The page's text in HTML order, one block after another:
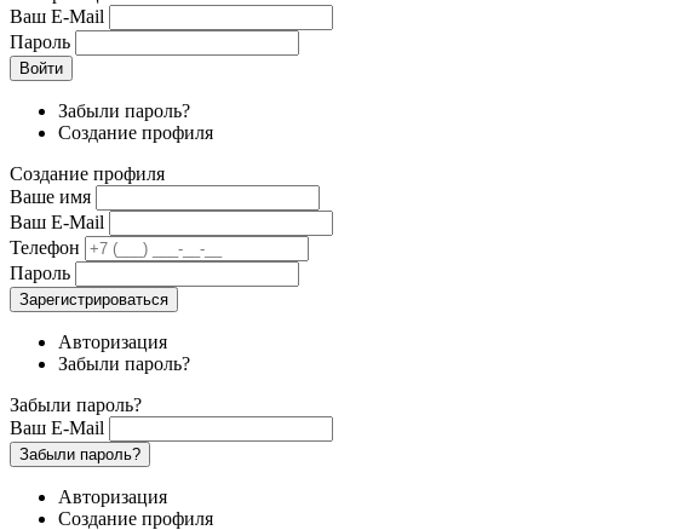
Ваш E-Mail
Пароль
Войти
Забыли пароль?
Создание профиля
Создание профиля
Ваше имя
Ваш E-Mail
Телефон
Пароль
Зарегистрироваться
Авторизация
Забыли пароль?
Забыли пароль?
Ваш E-Mail
Забыли пароль?
Авторизация
Создание профиля